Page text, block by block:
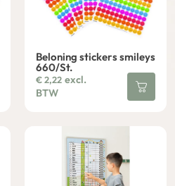
Beloning stickers smileys
660/St.
€2,22 excl.
BTW